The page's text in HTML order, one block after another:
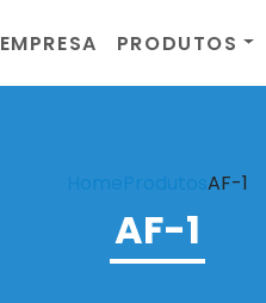
EMPRESA PRODUTOS
Home Produtos AF-1
AF-1